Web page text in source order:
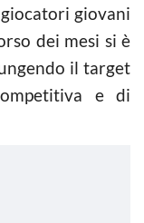
giovani
dei mesi si è
il target
e di